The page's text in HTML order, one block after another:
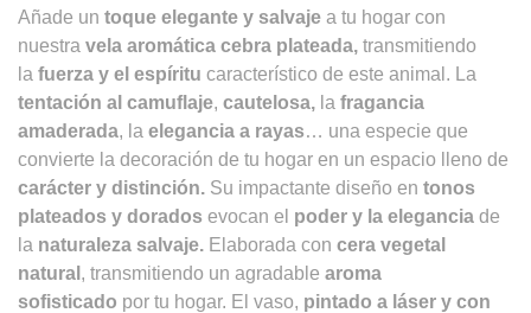
Añade un toque elegante y salvaje a tu hogar con
nuestra vela aromática cebra plateada, transmitiendo
la fuerza y el espíritu característico de este animal. La
tentación al camuflaje, cautelosa, la fragancia
amaderada, la elegancia a rayas… una especie que
convierte la decoración de tu hogar en un espacio lleno de
carácter y distinción. Su impactante diseño en tonos
plateados y dorados evocan el poder y la elegancia de
la naturaleza salvaje. Elaborada con cera vegetal
natural , transmitiendo un agradable aroma
sofisticado por tu hogar. El vaso, pintado a láser y con